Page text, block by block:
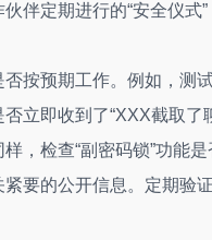
伴定期进行的“安全仪
按预期工作。例如，测
立即收到了“XXX截取
，检查“副密码锁”功能
要的公开信息。定期验